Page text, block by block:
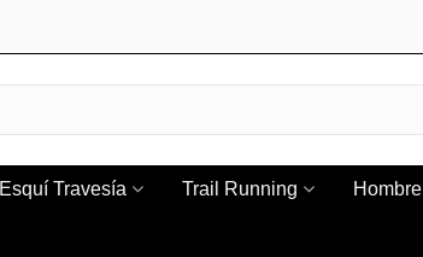
Esquí Travesía Trail Running Hombre